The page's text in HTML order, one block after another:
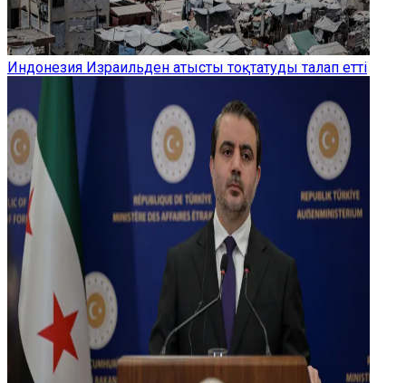
Индонезия Израильден атысты тоқтатуды талап етті